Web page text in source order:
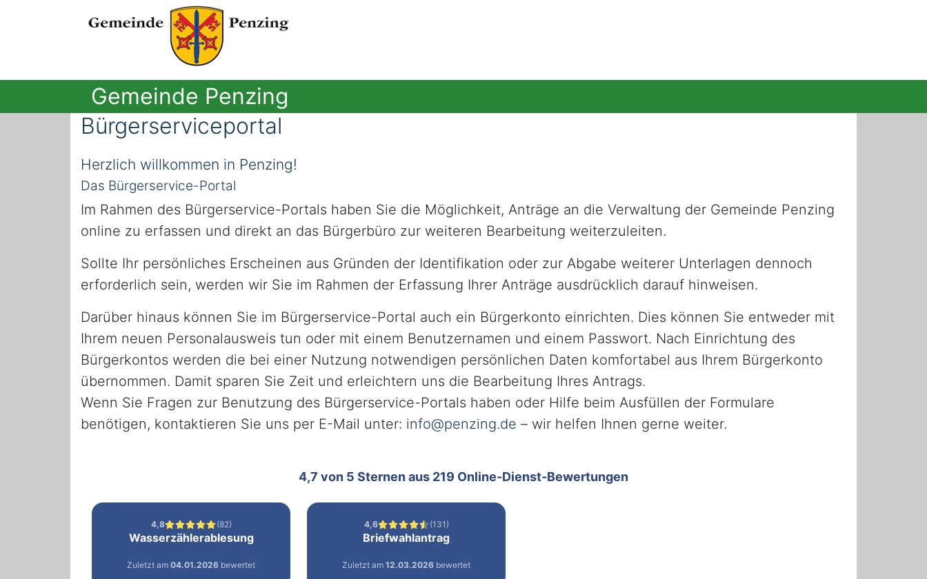
Gemeinde Penzing
Bürgerserviceportal
Herzlich willkommen in Penzing!
Das Bürgerservice-Portal
Im Rahmen des Bürgerservice-Portals haben Sie die Möglichkeit, Anträge an die Verwaltung der Gemeinde Penzing
online zu erfassen und direkt an das Bürgerbüro zur weiteren Bearbeitung weiterzuleiten.
Sollte Ihr persönliches Erscheinen aus Gründen der Identifikation oder zur Abgabe weiterer Unterlagen dennoch
erforderlich sein, werden wir Sie im Rahmen der Erfassung Ihrer Anträge ausdrücklich darauf hinweisen.
Darüber hinaus können Sie im Bürgerservice-Portal auch ein Bürgerkonto einrichten. Dies können Sie entweder mit
Ihrem neuen Personalausweis tun oder mit einem Benutzernamen und einem Passwort. Nach Einrichtung des
Bürgerkontos werden die bei einer Nutzung notwendigen persönlichen Daten komfortabel aus Ihrem Bürgerkonto
übernommen. Damit sparen Sie Zeit und erleichtern uns die Bearbeitung Ihres Antrags.
Wenn Sie Fragen zur Benutzung des Bürgerservice-Portals haben oder Hilfe beim Ausfüllen der Formulare
benötigen, kontaktieren Sie uns per E-Mail unter: info@penzing.de – wir helfen Ihnen gerne weiter.